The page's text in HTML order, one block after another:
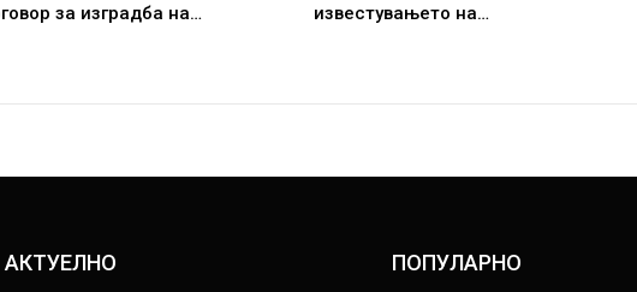
за изградба на…
известувањето на…
АКТУЕЛНО ПОПУЛАРНО